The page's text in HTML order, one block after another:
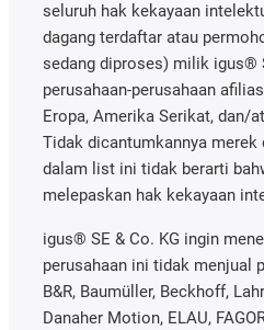
seluruh hak kekayaan
dagang terdaftar atau
sedang diproses) milik igus®
perusahaan-perusahaan
Eropa, Amerika Serikat, dan/
Tidak dicantumkannya merek
dalam list ini tidak berarti
melepaskan hak kekayaan
igus® SE & Co. KG ingin
perusahaan ini tidak menjual
B&R, Baumüller, Beckhoff,
Danaher Motion, ELAU,